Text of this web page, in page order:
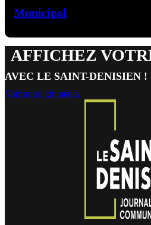
Municipal
AFFICHEZ
AVEC LE SAINT-DENISIEN !
Voir notre kit média